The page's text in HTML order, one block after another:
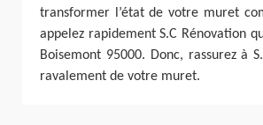
transformer l’état de votre muret
appelez rapidement S.C Rénovation
Boisemont 95000. Donc, rassurez à
ravalement de votre muret.